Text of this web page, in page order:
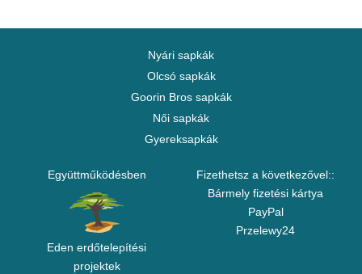
Nyári sapkák
Olcsó sapkák
Goorin Bros sapkák
Női sapkák
Gyereksapkák
Együttműködésben
Eden erdőtelepítési
projektek
Fizethetsz a következővel::
Bármely fizetési kártya
PayPal
Przelewy24